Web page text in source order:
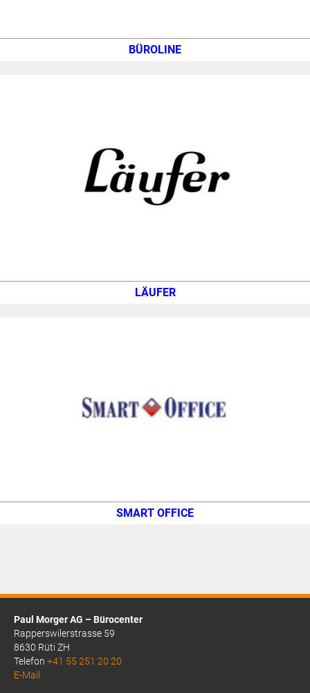
BÜROLINE
LÄUFER
SMART OFFICE
Paul Morger AG – Bürocenter
Rapperswilerstrasse 59
8630 Rüti ZH
Telefon +41 55 251 20 20
E-Mail